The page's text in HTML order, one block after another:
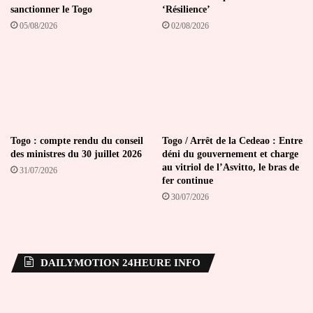
sanctionner le Togo
05/08/2026
‘Résilience’
02/08/2026
Togo : compte rendu du conseil
des ministres du 30 juillet 2026
31/07/2026
Togo / Arrêt de la Cedeao : Entre
déni du gouvernement et charge
au vitriol de l’Asvitto, le bras de
fer continue
30/07/2026
DAILYMOTION 24HEURE INFO